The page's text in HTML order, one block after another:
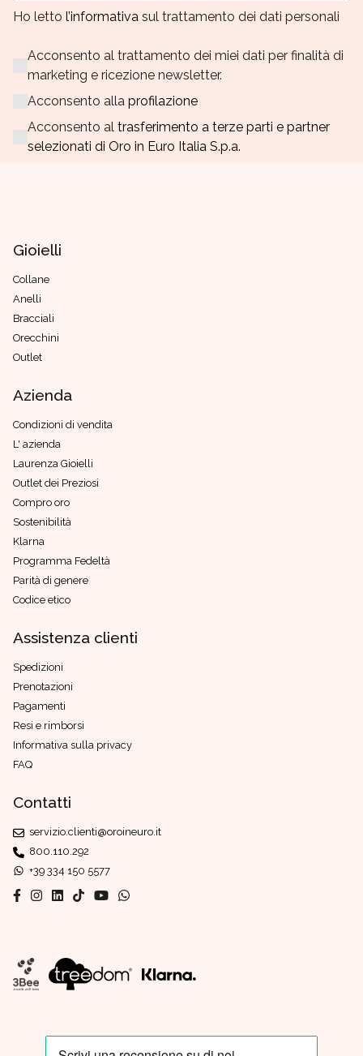
Ho letto l’informativa sul trattamento dei dati personali
Acconsento al trattamento dei miei dati per finalità di
marketing e ricezione newsletter.
Acconsento alla profilazione
Acconsento al trasferimento a terze parti e partner
selezionati di Oro in Euro Italia S.p.a.
Gioielli
Collane
Anelli
Bracciali
Orecchini
Outlet
Azienda
Condizioni di vendita
L' azienda
Laurenza Gioielli
Outlet dei Preziosi
Compro oro
Sostenibilità
Klarna
Programma Fedeltà
Parità di genere
Codice etico
Assistenza clienti
Spedizioni
Prenotazioni
Pagamenti
Resi e rimborsi
Informativa sulla privacy
FAQ
Contatti
servizio.clienti@oroineuro.it
800.110.292
+39 334 150 5577